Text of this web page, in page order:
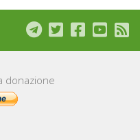
donazione